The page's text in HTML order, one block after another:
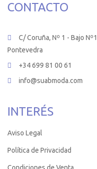
CONTACTO
C/ Coruña, Nº 1 - Bajo
Pontevedra
+34 699 81 00 61
info@suabmoda.com
INTERÉS
Aviso Legal
Política de Privacidad